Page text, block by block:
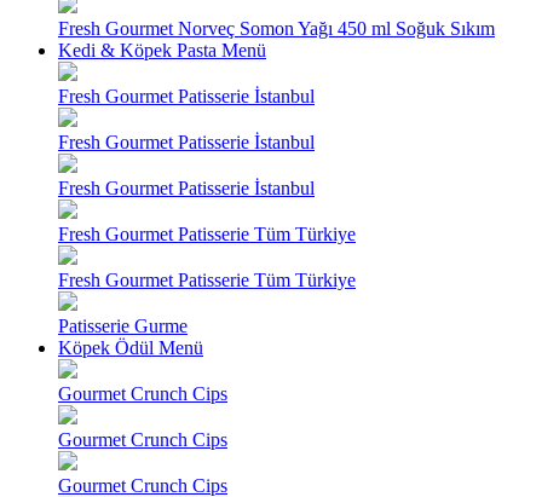
Fresh Gourmet Norveç Somon Yağı 450 ml Soğuk Sıkım
Kedi & Köpek Pasta Menü
Fresh Gourmet Patisserie İstanbul
Fresh Gourmet Patisserie İstanbul
Fresh Gourmet Patisserie İstanbul
Fresh Gourmet Patisserie Tüm Türkiye
Fresh Gourmet Patisserie Tüm Türkiye
Patisserie Gurme
Köpek Ödül Menü
Gourmet Crunch Cips
Gourmet Crunch Cips
Gourmet Crunch Cips